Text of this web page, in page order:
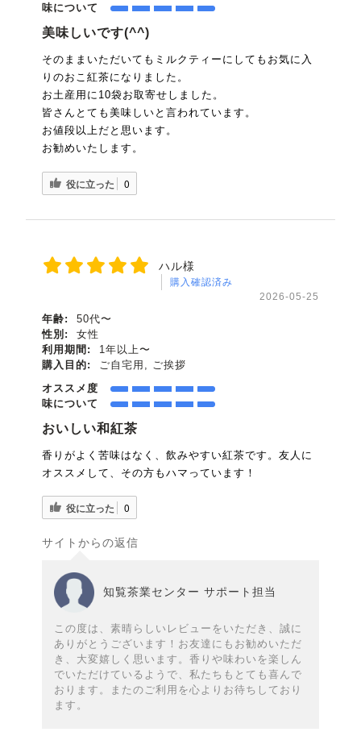
味について
美味しいです(^^)
そのままいただいてもミルクティーにしてもお気に入
りのおこ紅茶になりました。
お土産用に10袋お取寄せしました。
皆さんとても美味しいと言われています。
お値段以上だと思います。
お勧めいたします。
役に立った 0
ハル様
購入確認済み
2026-05-25
年齢:
50代〜
性別:
女性
利用期間:
1年以上〜
購入目的:
ご自宅用, ご挨拶
オススメ度
味について
おいしい和紅茶
香りがよく苦味はなく、飲みやすい紅茶です。友人に
オススメして、その方もハマっています！
役に立った 0
サイトからの返信
知覧茶業センター サポート担当
この度は、素晴らしいレビューをいただき、誠に
ありがとうございます！お友達にもお勧めいただ
き、大変嬉しく思います。香りや味わいを楽しん
でいただけているようで、私たちもとても喜んで
おります。またのご利用を心よりお待ちしており
ます。